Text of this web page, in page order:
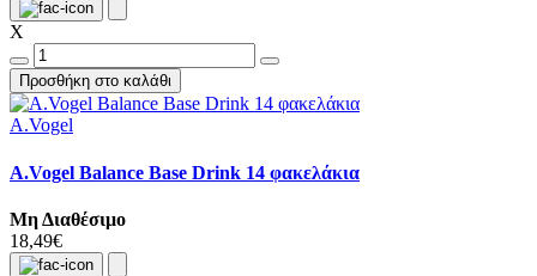
X
Προσθήκη στο καλάθι
A.Vogel
A.Vogel Balance Base Drink 14 φακελάκια
Μη Διαθέσιμο
18,49€